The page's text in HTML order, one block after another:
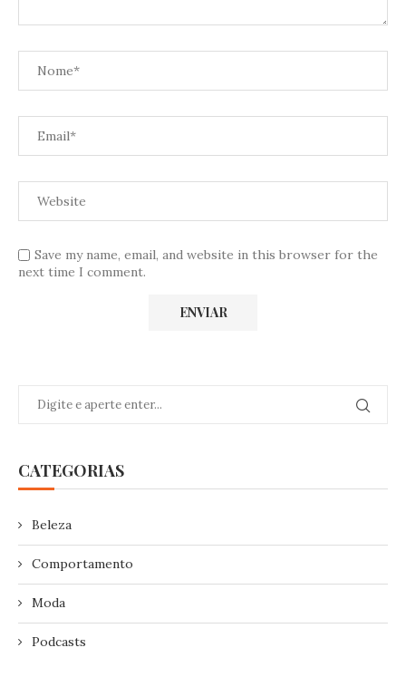
Save my name, email, and website in this browser for the
next time I comment.
CATEGORIAS
Beleza
Comportamento
Moda
Podcasts